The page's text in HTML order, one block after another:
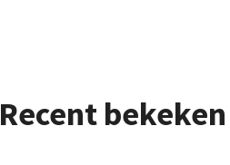
Recent bekeken